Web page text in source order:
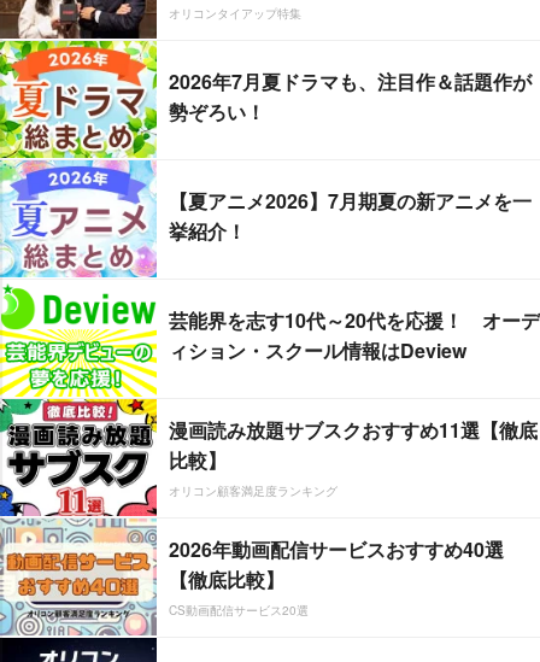
オリコンタイアップ特集
2026年7月夏ドラマも、注目作＆話題作が
勢ぞろい！
【夏アニメ2026】7月期夏の新アニメを一
挙紹介！
芸能界を志す10代～20代を応援！ オーデ
ィション・スクール情報はDeview
漫画読み放題サブスクおすすめ11選【徹底
比較】
オリコン顧客満足度ランキング
2026年動画配信サービスおすすめ40選
【徹底比較】
CS動画配信サービス20選